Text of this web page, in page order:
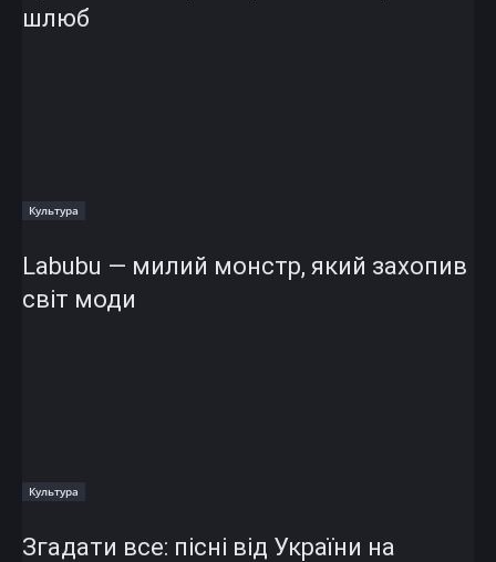
шлюб
Культура
Labubu — милий монстр, який захопив
світ моди
Культура
Згадати все: пісні від України на